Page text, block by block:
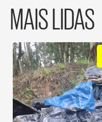
MAIS LIDAS